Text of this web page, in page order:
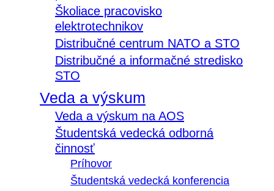
Školiace pracovisko
elektrotechnikov
Distribučné centrum NATO a STO
Distribučné a informačné stredisko
STO
Veda a výskum
Veda a výskum na AOS
Študentská vedecká odborná
činnosť
Príhovor
Študentská vedecká konferencia